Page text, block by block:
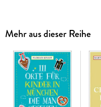
Mehr aus dieser Reihe